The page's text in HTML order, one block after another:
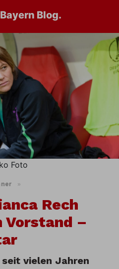
Blog.
Foto
»
Rech
Vorstand –
vielen Jahren